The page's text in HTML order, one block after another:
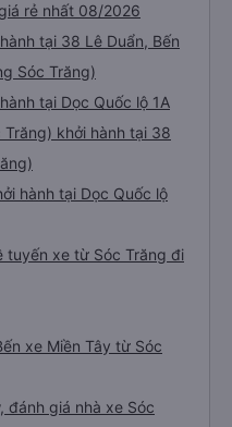
rẻ nhất 08/2026
tại 38 Lê Duẩn, Bến
Sóc Trăng)
tại Dọc Quốc lộ 1A
khởi hành tại 38
hành tại Dọc Quốc lộ
tuyến xe từ Sóc Trăng đi
xe Miền Tây từ Sóc
đánh giá nhà xe Sóc